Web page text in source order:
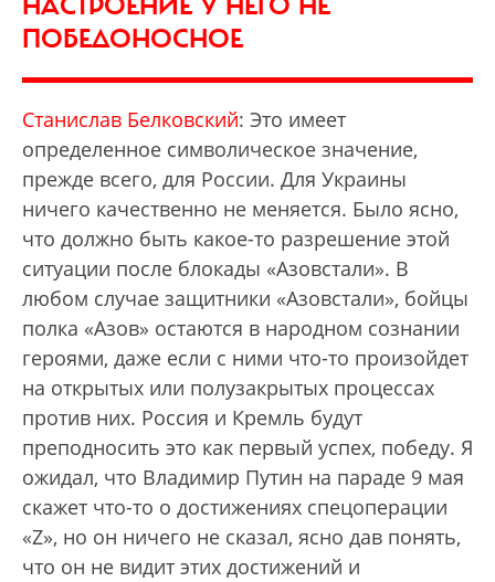
ПОБЕДОНОСНОЕ
Станислав Белковский: Это имеет
определенное символическое значение,
прежде всего, для России. Для Украины
ничего качественно не меняется. Было ясно,
что должно быть какое-то разрешение этой
ситуации после блокады «Азовстали». В
любом случае защитники «Азовстали», бойцы
полка «Азов» остаются в народном сознании
героями, даже если с ними что-то произойдет
на открытых или полузакрытых процессах
против них. Россия и Кремль будут
преподносить это как первый успех, победу. Я
ожидал, что Владимир Путин на параде 9 мая
скажет что-то о достижениях спецоперации
«Z», но он ничего не сказал, ясно дав понять,
что он не видит этих достижений и